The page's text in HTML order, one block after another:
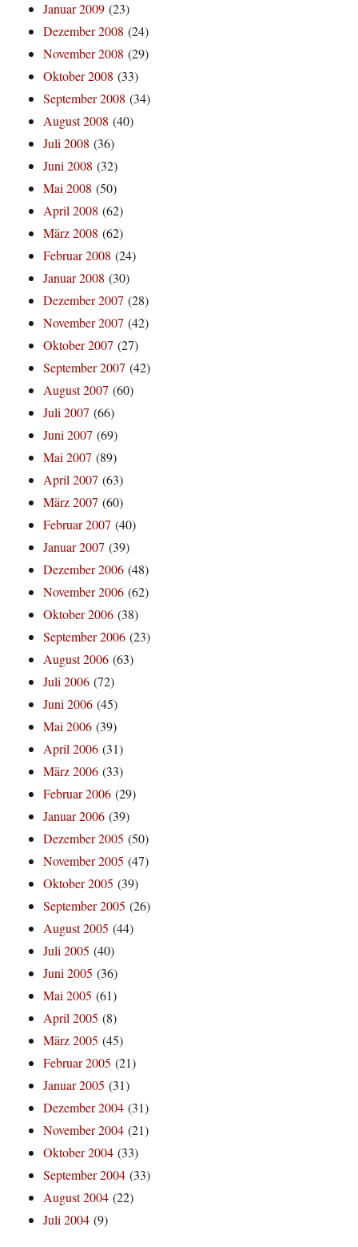
Januar 2009 (23)
Dezember 2008 (24)
November 2008 (29)
Oktober 2008 (33)
September 2008 (34)
August 2008 (40)
Juli 2008 (36)
Juni 2008 (32)
Mai 2008 (50)
April 2008 (62)
März 2008 (62)
Februar 2008 (24)
Januar 2008 (30)
Dezember 2007 (28)
November 2007 (42)
Oktober 2007 (27)
September 2007 (42)
August 2007 (60)
Juli 2007 (66)
Juni 2007 (69)
Mai 2007 (89)
April 2007 (63)
März 2007 (60)
Februar 2007 (40)
Januar 2007 (39)
Dezember 2006 (48)
November 2006 (62)
Oktober 2006 (38)
September 2006 (23)
August 2006 (63)
Juli 2006 (72)
Juni 2006 (45)
Mai 2006 (39)
April 2006 (31)
März 2006 (33)
Februar 2006 (29)
Januar 2006 (39)
Dezember 2005 (50)
November 2005 (47)
Oktober 2005 (39)
September 2005 (26)
August 2005 (44)
Juli 2005 (40)
Juni 2005 (36)
Mai 2005 (61)
April 2005 (8)
März 2005 (45)
Februar 2005 (21)
Januar 2005 (31)
Dezember 2004 (31)
November 2004 (21)
Oktober 2004 (33)
September 2004 (33)
August 2004 (22)
Juli 2004 (9)